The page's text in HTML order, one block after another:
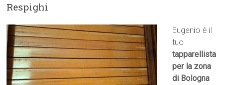
Respighi
Eugenio è il
tuo
tapparellista
per la zona
di Bologna